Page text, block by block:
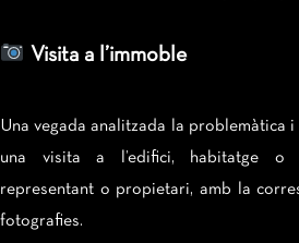
Visita a l’immoble
Una vegada analitzada la problemàtica
una visita a l’edifici, habitatge o
representant o propietari, amb la
fotografies.